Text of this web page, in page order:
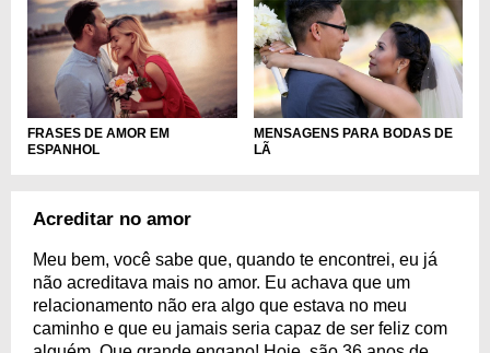
FRASES DE AMOR EM
ESPANHOL
MENSAGENS PARA BODAS DE
LÃ
Acreditar no amor
Meu bem, você sabe que, quando te encontrei, eu já
não acreditava mais no amor. Eu achava que um
relacionamento não era algo que estava no meu
caminho e que eu jamais seria capaz de ser feliz com